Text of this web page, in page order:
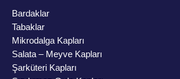
Bardaklar
Tabaklar
Mikrodalga Kapları
Salata – Meyve Kapları
Şarküteri Kapları